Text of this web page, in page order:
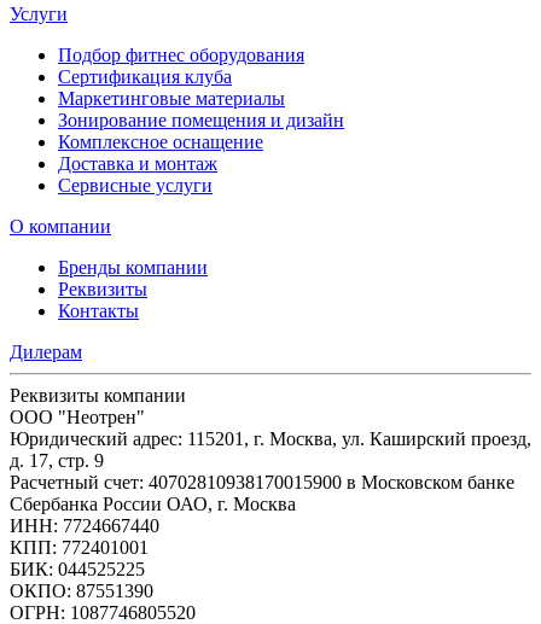
Услуги
Подбор фитнес оборудования
Сертификация клуба
Маркетинговые материалы
Зонирование помещения и дизайн
Комплексное оснащение
Доставка и монтаж
Сервисные услуги
О компании
Бренды компании
Реквизиты
Контакты
Дилерам
Реквизиты компании
ООО "Неотрен"
Юридический адрес: 115201, г. Москва, ул. Каширский проезд,
д. 17, стр. 9
Расчетный счет: 40702810938170015900 в Московском банке
Сбербанка России ОАО, г. Москва
ИНН: 7724667440
КПП: 772401001
БИК: 044525225
ОКПО: 87551390
ОГРН: 1087746805520